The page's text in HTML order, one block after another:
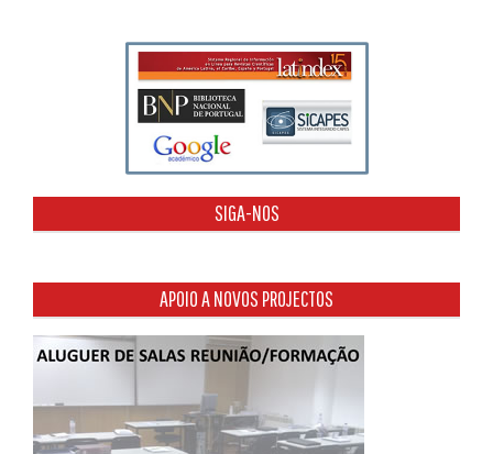
SIGA-NOS
APOIO A NOVOS PROJECTOS